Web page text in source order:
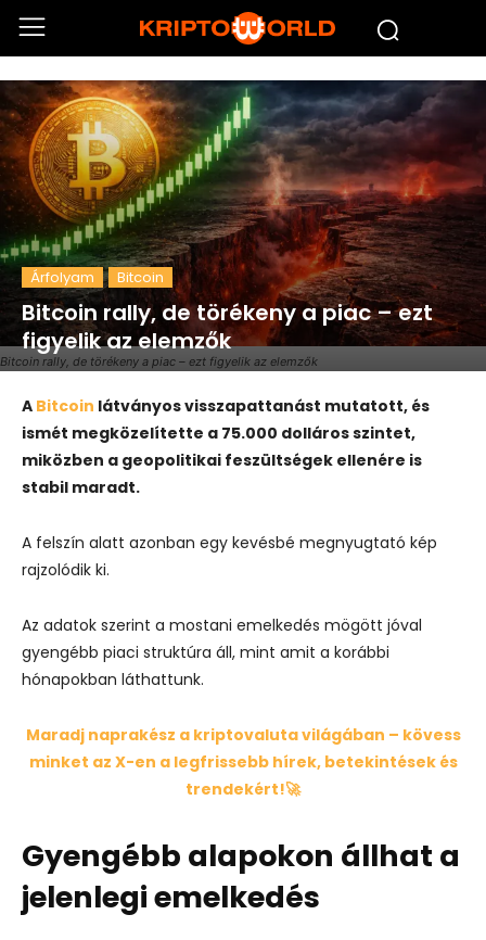
Bitcoin rally, de törékeny a piac – ezt figyelik az elemzők
Árfolyam Bitcoin
Bitcoin rally, de törékeny a piac – ezt
figyelik az elemzők
A Bitcoin látványos visszapattanást mutatott, és
ismét megközelítette a 75.000 dolláros szintet,
miközben a geopolitikai feszültségek ellenére is
stabil maradt.
A felszín alatt azonban egy kevésbé megnyugtató kép
rajzolódik ki.
Az adatok szerint a mostani emelkedés mögött jóval
gyengébb piaci struktúra áll, mint amit a korábbi
hónapokban láthattunk.
Maradj naprakész a kriptovaluta világában – kövess
minket az X-en a legfrissebb hírek, betekintések és
trendekért!🚀
Gyengébb alapokon állhat a
jelenlegi emelkedés